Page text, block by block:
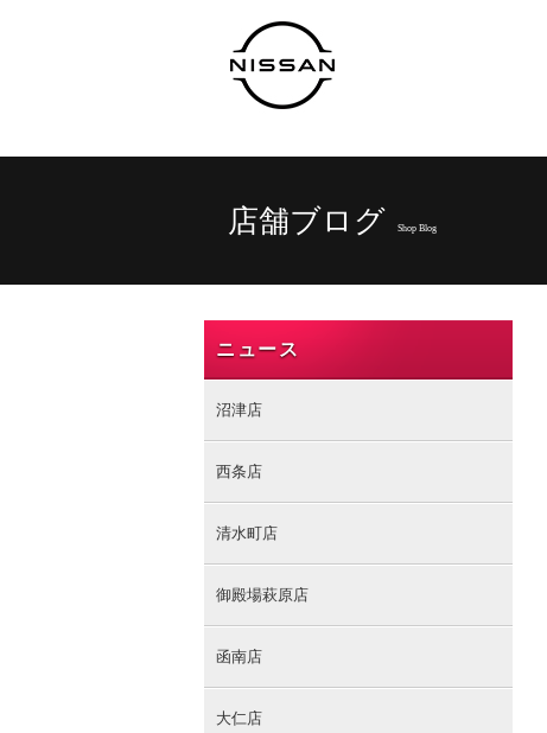
店舗ブログ Shop Blog
ニュース
沼津店
西条店
清水町店
御殿場萩原店
函南店
大仁店